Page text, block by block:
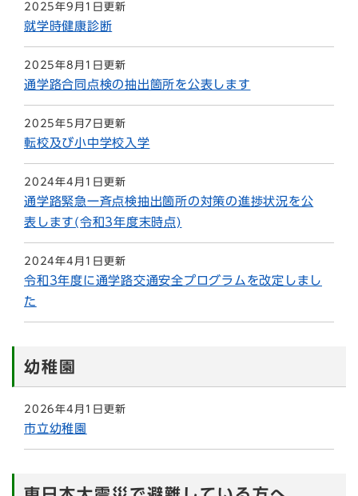
2025年9月1日更新
就学時健康診断
2025年8月1日更新
通学路合同点検の抽出箇所を公表します
2025年5月7日更新
転校及び小中学校入学
2024年4月1日更新
通学路緊急一斉点検抽出箇所の対策の進捗状況を公
表します(令和3年度末時点)
2024年4月1日更新
令和3年度に通学路交通安全プログラムを改定しまし
た
幼稚園
2026年4月1日更新
市立幼稚園